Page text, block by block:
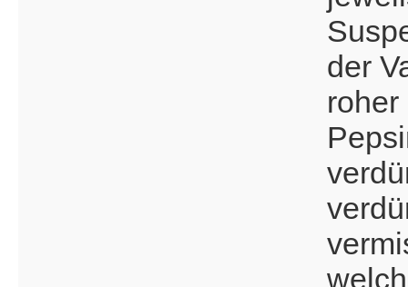
der
roher